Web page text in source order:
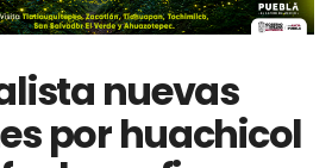
nuevas
por huachicol